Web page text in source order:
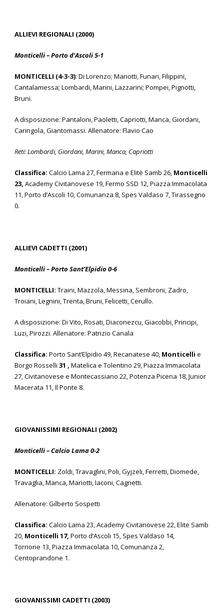
ALLIEVI REGIONALI (2000)
Monticelli – Porto d’Ascoli 5-1
MONTICELLI (4-3-3): Di Lorenzo; Mariotti, Funari, Filippini,
Cantalamessa; Lombardi, Marini, Lazzarini; Pompei, Pignotti,
Bruni.
A disposizione: Pantaloni, Paoletti, Capriotti, Manca, Giordani,
Caringola, Giantomassi. Allenatore: Flavio Cao
Reti: Lombardi, Giordani, Marini, Manca, Capriotti
Classifica: Calcio Lama 27, Fermana e Elitè Samb 26, Monticelli
23, Academy Civitanovese 19, Fermo SSD 12, Piazza Immacolata
11, Porto d’Ascoli 10, Comunanza 8, Spes Valdaso 7, Tirassegno
0.
ALLIEVI CADETTI (2001)
Monticelli – Porto Sant’Elpidio 0-6
MONTICELLI: Traini, Mazzola, Messina, Sembroni, Zadro,
Troiani, Legnini, Trenta, Bruni, Felicetti, Cerullo.
A disposizione: Di Vito, Rosati, Diaconezcu, Giacobbi, Principi,
Luzi, Pirozzi. Allenatore: Patrizio Canala
Classifica: Porto Sant’Elpidio 49, Recanatese 40, Monticelli e
Borgo Rosselli 31 , Matelica e Tolentino 29, Piazza Immacolata
27, Civitanovese e Montecassiano 22, Potenza Picena 18, Junior
Macerata 11, Il Ponte 8.
GIOVANISSIMI REGIONALI (2002)
Monticelli – Calcio Lama 0-2
MONTICELLI: Zoldi, Travaglini, Poli, Gyjzeli, Ferretti, Diomede,
Travaglia, Manca, Mariotti, Iaconi, Cagnetti.
Allenatore: Gilberto Sospetti
Classifica: Calcio Lama 23,Academy Civitanovese 22, Elite Samb
20, Monticelli 17, Porto d’Ascoli 15, Spes Valdaso 14,
Torrione 13, Piazza Immacolata 10, Comunanza 2,
Centoprandone 1.
GIOVANISSIMI CADETTI (2003)